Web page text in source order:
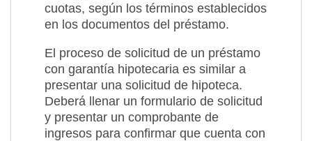
cuotas, según los términos establecidos
en los documentos del préstamo.
El proceso de solicitud de un préstamo
con garantía hipotecaria es similar a
presentar una solicitud de hipoteca.
Deberá llenar un formulario de solicitud
y presentar un comprobante de
ingresos para confirmar que cuenta con